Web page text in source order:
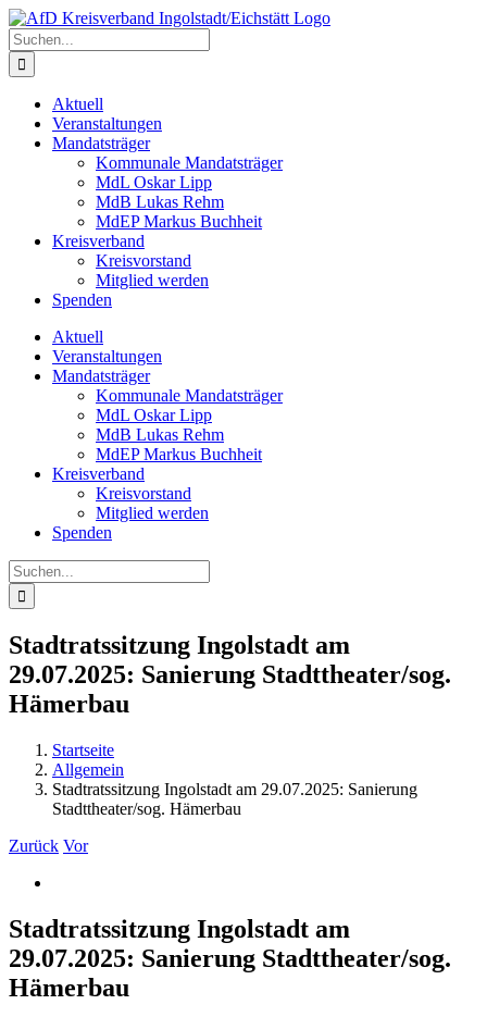
Zum
Inhalt
springen
Suche
nach:
Aktuell
Veranstaltungen
Mandatsträger
Kommunale Mandatsträger
MdL Oskar Lipp
MdB Lukas Rehm
MdEP Markus Buchheit
Kreisverband
Kreisvorstand
Mitglied werden
Spenden
Aktuell
Veranstaltungen
Mandatsträger
Kommunale Mandatsträger
MdL Oskar Lipp
MdB Lukas Rehm
MdEP Markus Buchheit
Kreisverband
Kreisvorstand
Mitglied werden
Spenden
Suche
nach:
Stadtratssitzung Ingolstadt am
29.07.2025: Sanierung Stadttheater/sog.
Hämerbau
Startseite
Allgemein
Stadtratssitzung Ingolstadt am 29.07.2025: Sanierung
Stadttheater/sog. Hämerbau
Zurück Vor
Bild
Stadtratssitzung Ingolstadt am
29.07.2025: Sanierung Stadttheater/sog.
Hämerbau